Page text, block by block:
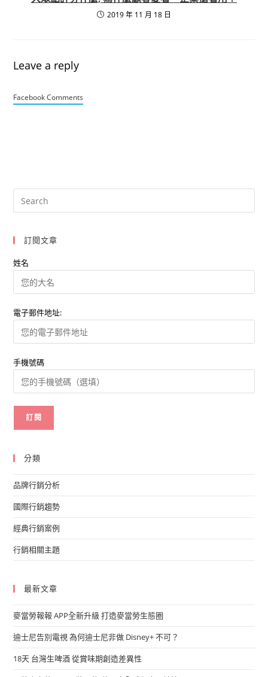
2019 年 11 月 18 日
Leave a reply
Facebook Comments
訂閱文章
姓名
電子郵件地址:
手機號碼
分類
品牌行銷分析
國際行銷趨勢
經典行銷案例
行銷相關主題
最新文章
麥當勞報報 APP全新升級 打造麥當勞生態圈
迪士尼告別電視 為何迪士尼非做 Disney+ 不可？
18天 台灣生啤酒 從賞味期創造差異性